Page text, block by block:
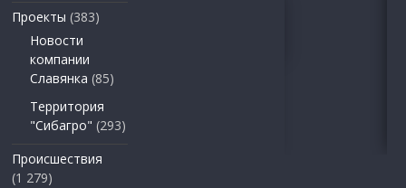
Проекты (383)
Новости
компании
Славянка (85)
Территория
"Сибагро" (293)
Происшествия
(1 279)